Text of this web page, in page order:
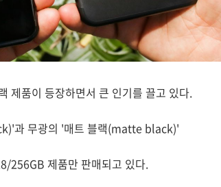
품이 등장하면서 큰 인기를 끌고 있다.
과 무광의 '매트 블랙(matte black)'
256GB 제품만 판매되고 있다.